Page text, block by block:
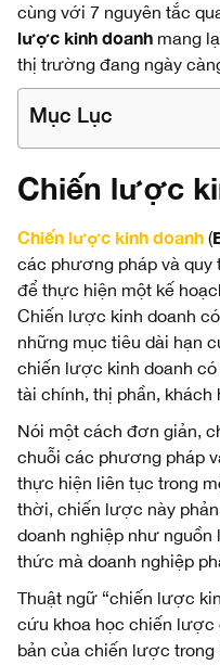
cùng với 7 nguyên tắc
lược kinh doanh mang
thị trường đang ngày
Mục Lục
Chiến lược
Chiến lược kinh doanh (
các phương pháp và quy
để thực hiện một kế
Chiến lược kinh doanh
những mục tiêu dài hạn
chiến lược kinh doanh
tài chính, thị phần,
Nói một cách đơn giản,
chuỗi các phương pháp
thực hiện liên tục trong
thời, chiến lược này
doanh nghiệp như
thức mà doanh nghiệp
Thuật ngữ “chiến lược
cứu khoa học chiến lược
bản của chiến lược trong